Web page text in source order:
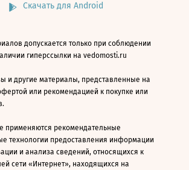
Скачать для Android
допускается только при соблюдении
гиперссылки на vedomosti.ru
и другие материалы, представленные на
или рекомендацией к покупке или
применяются рекомендательные
технологии предоставления информации
и анализа сведений, относящихся к
сети «Интернет», находящихся на